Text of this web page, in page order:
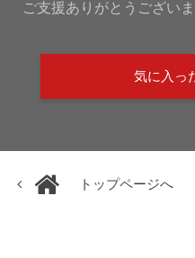
ご支援ありがとうございま
気に入っ
トップページへ